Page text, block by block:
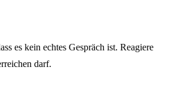
es kein echtes Gespräch ist. Reagiere
darf.